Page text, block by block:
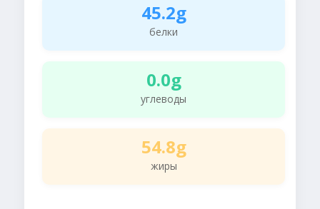
45.2g
белки
0.0g
углеводы
54.8g
жиры